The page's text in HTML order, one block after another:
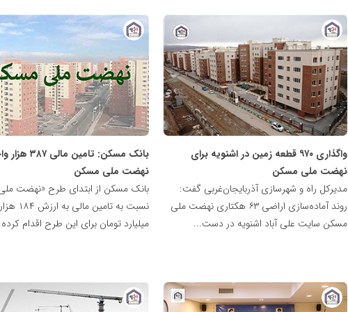
واگذاری ۹۷۰ قطعه زمین در اشنویه برای
نهضت ملی مسکن
مدیرکل راه و شهرسازی آذربایجان‌غربی گفت:
روند آماده‌سازی اراضی ۶۳ هکتاری نهضت ملی
مسکن سایت علی آباد اشنویه در دست...
پایگاه
خبری
نهضت
ملی
مسکن
بانک مسکن: تامین
نهضت ملی مسکن
بانک مسکن از ابتدای طرح «نهضت
میلیارد تومان برای این طرح اقدام
خبری
نهضت
ملی
مسکن